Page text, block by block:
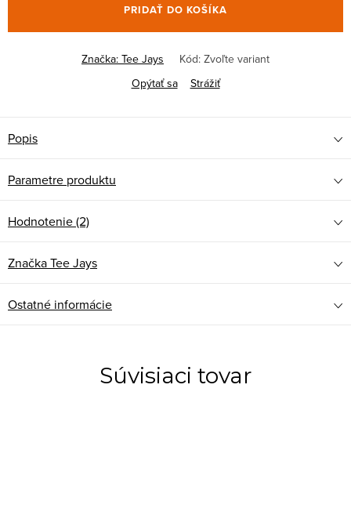
PRIDAŤ DO KOŠÍKA
Značka: Tee Jays Kód: Zvoľte variant
Opýtať sa
Strážiť
Popis
Parametre produktu
Hodnotenie (2)
ZnačkaTee Jays
Ostatné informácie
Súvisiaci tovar